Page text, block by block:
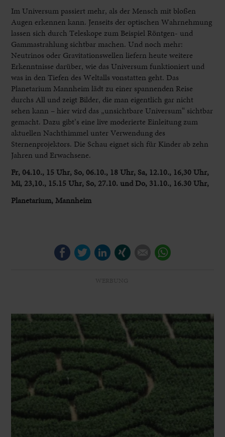
Im Universum passiert mehr, als der Mensch mit bloßen
Augen erkennen kann. Jenseits der optischen Wahrnehmung
lassen sich durch Teleskope zum Beispiel Röntgen- und
Gammastrahlung sichtbar machen. Und noch mehr:
Neutrinos oder Gravitationswellen liefern heute weitere
Erkenntnisse darüber, wie das Universum funktioniert und
was in den Tiefen des Weltalls vonstatten geht. Das
Planetarium Mannheim lädt zu einer spannenden Reise
durchs All und zeigt Bilder, die man eigentlich gar nicht
sehen kann – hier wird das „unsichtbare Universum“ sichtbar
gemacht. Dazu gibt’s eine live moderierte Einleitung zum
aktuellen Nachthimmel unter Verwendung des
Sternenprojektors. Die Schau eignet sich für Kinder ab zehn
Jahren und Erwachsene.
Fr, 04.10., 15 Uhr, So, 06.10., 18 Uhr, Sa, 12.10., 16,30 Uhr,
Mi, 23,10., 15.15 Uhr, So, 27.10. und Do, 31.10., 16.30 Uhr,
Planetarium, Mannheim
FacebookTwitterLinkedIn E-mail